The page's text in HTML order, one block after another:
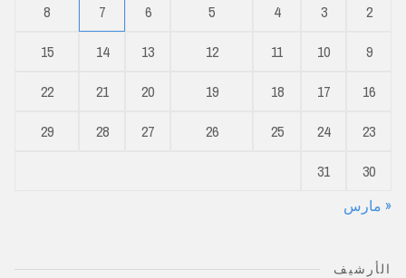
2
3
4
5
6
7
8
9
10
11
12
13
14
15
16
17
18
19
20
21
22
23
24
25
26
27
28
29
30
31
« مارس
الأرشيف